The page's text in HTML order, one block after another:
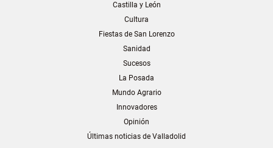
Castilla y León
Cultura
Fiestas de San Lorenzo
Sanidad
Sucesos
La Posada
Mundo Agrario
Innovadores
Opinión
Últimas noticias de Valladolid